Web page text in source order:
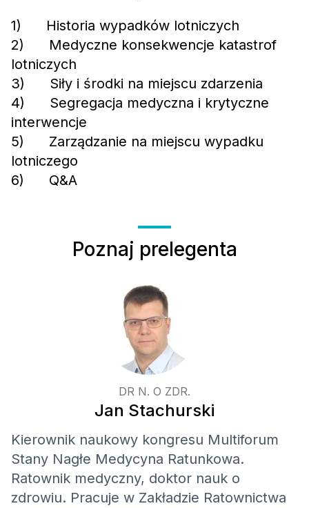
1) Historia wypadków lotniczych
2) Medyczne konsekwencje katastrof
lotniczych
3) Siły i środki na miejscu zdarzenia
4) Segregacja medyczna i krytyczne
interwencje
5) Zarządzanie na miejscu wypadku
lotniczego
6) Q&A
Poznaj prelegenta
DR N. O ZDR.
Jan Stachurski
Kierownik naukowy kongresu Multiforum
Stany Nagłe Medycyna Ratunkowa.
Ratownik medyczny, doktor nauk o
zdrowiu. Pracuje w Zakładzie Ratownictwa